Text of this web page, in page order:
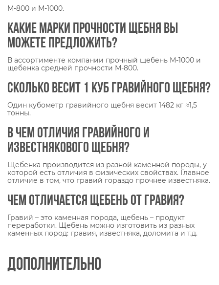
М-800 и М-1000.
Какие марки прочности щебня вы
можете предложить?
В ассортименте компании прочный щебень М-1000 и
щебенка средней прочности М-800.
Сколько весит 1 куб гравийного щебня?
Один кубометр гравийного щебня весит 1482 кг ≈1,5
тонны.
В чем отличия гравийного и
известнякового щебня?
Щебенка производится из разной каменной породы, у
которой есть отличия в физических свойствах. Главное
отличие в том, что гравий гораздо прочнее известняка.
Чем отличается щебень от гравия?
Гравий – это каменная порода, щебень – продукт
переработки. Щебень можно изготовить из разных
каменных пород: гравия, известняка, доломита и т.д.
Дополнительно